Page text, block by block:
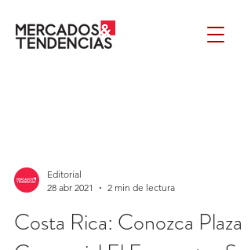
Editorial
28 abr 2021
2 min de lectura
Costa Rica: Conozca Plaza